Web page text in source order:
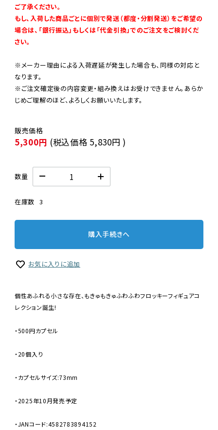
ご了承ください。
もし、入荷した商品ごとに個別で発送（都度・分割発送）をご希望の
場合は、「銀行振込」もしくは「代金引換」でのご注文をご検討くだ
さい。
※メーカー理由による入荷遅延が発生した場合も、同様の対応と
なります。
※ご注文確定後の内容変更・組み換えはお受けできません。あらか
じめご理解のほど、よろしくお願いいたします。
5,300円 (税込価格 5,830円 )
数量
在庫数 3
購入手続きへ
お気に入りに追加
個性あふれる小さな存在、もきゅもきゅふわふわフロッキーフィギュアコ
レクション誕生!
・500円カプセル
・20個入り
・カプセルサイズ:73mm
・2025年10月発売予定
・JANコード:4582783894152